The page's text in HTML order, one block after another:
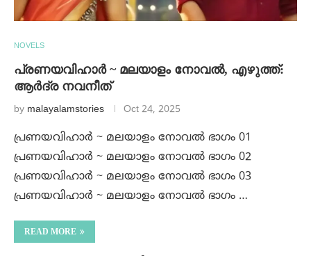
NOVELS
പ്രണയവിഹാർ ~ മലയാളം നോവൽ, എഴുത്ത്:
ആർദ്ര നവനീത്
by malayalamstories Oct 24, 2025
പ്രണയവിഹാർ ~ മലയാളം നോവൽ ഭാഗം 01
പ്രണയവിഹാർ ~ മലയാളം നോവൽ ഭാഗം 02
പ്രണയവിഹാർ ~ മലയാളം നോവൽ ഭാഗം 03
പ്രണയവിഹാർ ~ മലയാളം നോവൽ ഭാഗം …
READ MORE